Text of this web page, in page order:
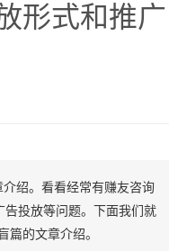
形式和推广
绍。看看经常有赚友咨询
告投放等问题。下面我们就
的文章介绍。